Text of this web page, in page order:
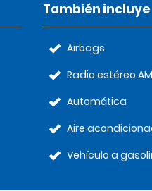
También incluye
Airbags
Radio estéreo
Automática
Aire
Vehículo a